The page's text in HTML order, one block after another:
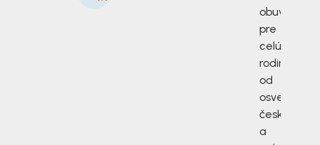
obuv
pre
celú
rodinu
od
českých
a